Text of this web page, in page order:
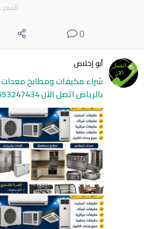
السعر
0
أبو إخلاص
شراء مكيفات ومطابخ
بالرياض اتصل الآن 0553247434